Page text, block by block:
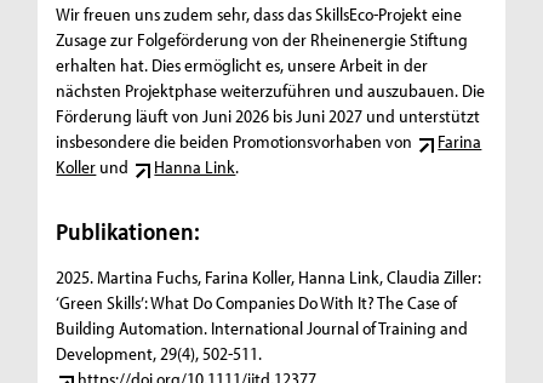
Wir freuen uns zudem sehr, dass das SkillsEco-Projekt eine
Zusage zur Folgeförderung von der Rheinenergie Stiftung
erhalten hat. Dies ermöglicht es, unsere Arbeit in der
nächsten Projektphase weiterzuführen und auszubauen. Die
Förderung läuft von Juni 2026 bis Juni 2027 und unterstützt
insbesondere die beiden Promotionsvorhaben von
Farina
Koller und Hanna Link.
Publikationen:
2025. Martina Fuchs, Farina Koller, Hanna Link, Claudia Ziller:
‘Green Skills’: What Do Companies Do With It? The Case of
Building Automation. International Journal of Training and
Development, 29(4), 502-511.